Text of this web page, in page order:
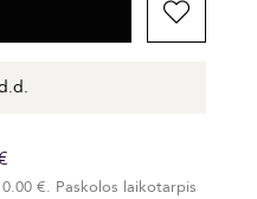
€. Paskolos laikotarpis